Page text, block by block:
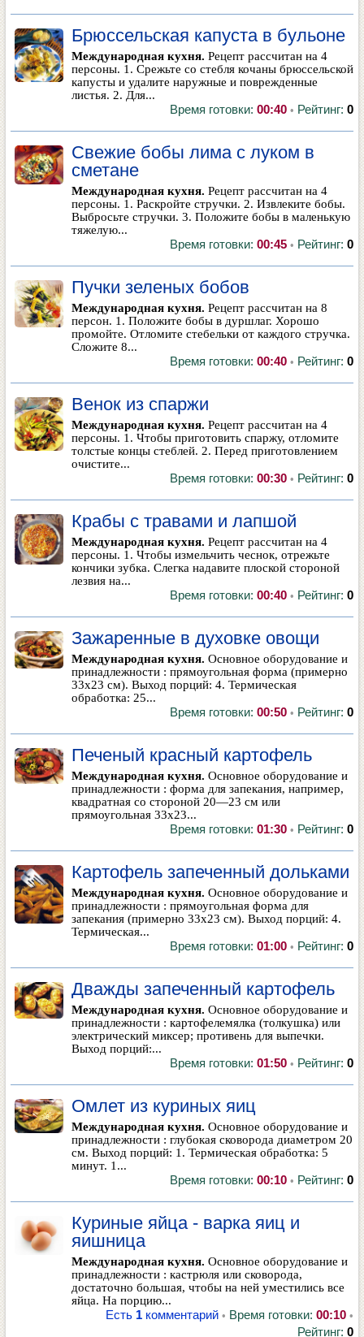
Брюссельская капуста в бульоне
Международная кухня. Рецепт рассчитан на 4
персоны. 1. Срежьте со стебля кочаны брюссельской
капусты и удалите наружные и поврежденные
листья. 2. Для...
Время готовки: 00:40 • Рейтинг: 0
Свежие бобы лима с луком в
сметане
Международная кухня. Рецепт рассчитан на 4
персоны. 1. Раскройте стручки. 2. Извлеките бобы.
Выбросьте стручки. 3. Положите бобы в маленькую
тяжелую...
Время готовки: 00:45 • Рейтинг: 0
Пучки зеленых бобов
Международная кухня. Рецепт рассчитан на 8
персон. 1. Положите бобы в дуршлаг. Хорошо
промойте. Отломите стебельки от каждого стручка.
Сложите 8...
Время готовки: 00:40 • Рейтинг: 0
Венок из спаржи
Международная кухня. Рецепт рассчитан на 4
персоны. 1. Чтобы приготовить спаржу, отломите
толстые концы стеблей. 2. Перед приготовлением
очистите...
Время готовки: 00:30 • Рейтинг: 0
Крабы с травами и лапшой
Международная кухня. Рецепт рассчитан на 4
персоны. 1. Чтобы измельчить чеснок, отрежьте
кончики зубка. Слегка надавите плоской стороной
лезвия на...
Время готовки: 00:40 • Рейтинг: 0
Зажаренные в духовке овощи
Международная кухня. Основное оборудование и
принадлежности : прямоугольная форма (примерно
33x23 см). Выход порций: 4. Термическая
обработка: 25...
Время готовки: 00:50 • Рейтинг: 0
Печеный красный картофель
Международная кухня. Основное оборудование и
принадлежности : форма для запекания, например,
квадратная со стороной 20—23 см или
прямоугольная 33x23...
Время готовки: 01:30 • Рейтинг: 0
Картофель запеченный дольками
Международная кухня. Основное оборудование и
принадлежности : прямоугольная форма для
запекания (примерно 33x23 см). Выход порций: 4.
Термическая...
Время готовки: 01:00 • Рейтинг: 0
Дважды запеченный картофель
Международная кухня. Основное оборудование и
принадлежности : картофелемялка (толкушка) или
электрический миксер; противень для выпечки.
Выход порций:...
Время готовки: 01:50 • Рейтинг: 0
Омлет из куриных яиц
Международная кухня. Основное оборудование и
принадлежности : глубокая сковорода диаметром 20
см. Выход порций: 1. Термическая обработка: 5
минут. 1...
Время готовки: 00:10 • Рейтинг: 0
Куриные яйца - варка яиц и
яишница
Международная кухня. Основное оборудование и
принадлежности : кастрюля или сковорода,
достаточно большая, чтобы на ней уместились все
яйца. На порцию...
Есть 1 комментарий • Время готовки: 00:10 •
Рейтинг: 0